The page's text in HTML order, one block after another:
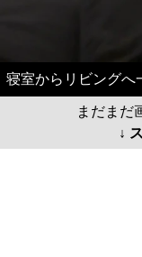
寝室からリビングへ
まだまだ
↓